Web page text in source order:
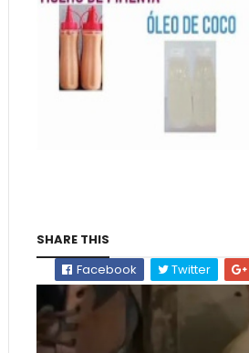
SHARE THIS
Facebook
Twitter